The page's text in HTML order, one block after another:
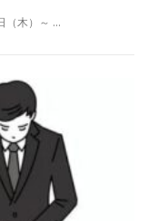
（木）～ …